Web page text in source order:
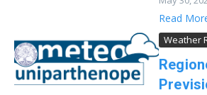
Read
Weather